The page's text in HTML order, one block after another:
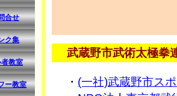
合せ
ク集
教室
ー教室
武蔵野市武術太極拳
・ (一社)武蔵野市ス